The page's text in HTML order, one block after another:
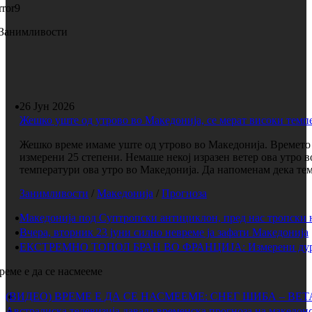
26 Јун 2026
Жешко уште од утрово во Македонија, се мерат високи
Жешко време имаме уште од утрово во Македонија. Времето
измерени 25 степени. Немаше некој изразен ветер ова
температури ова утро во Македонија. Да напоменам дека
Занимливости / Македонија / Прогноза
Македонија под Суптропски антициклон, пред нас тропски
Вчера, вторник 23 јуни силно невреме ја зафати Македонија
ЕКСТРЕМНО ТОПОЛ БРАН ВО ФРАНЦИЈА: Измерени дури
е да се насмееме
(ВИДЕО) ВРЕМЕ Е ДА СЕ НАСМЕЕМЕ: СНЕГ ШИБА –